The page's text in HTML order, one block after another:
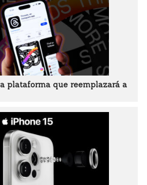
plataforma que reemplazará a